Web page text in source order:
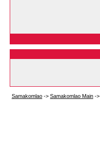
Samakomlao -> Samakomlao Main ->